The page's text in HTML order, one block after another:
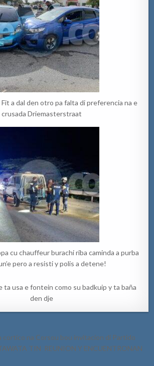
a dal den otro pa falta di preferencia na e
crusada Driemasterstraat
cu chauffeur burachi riba caminda a purba
pero a resisti y polis a detene!
ta usa e fontein como su badkuip y ta baña
den dje
na Corsou bou invitacion di Partido
TIN REUNION Y ENCUENTRONAN